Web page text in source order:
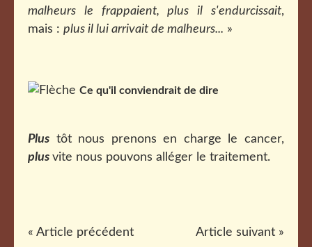
malheurs le frappaient, plus il s'endurcissait,
mais : plus il lui arrivait de malheurs... »
Ce qu'il conviendrait de dire
Plus tôt nous prenons en charge le cancer,
plus vite nous pouvons alléger le traitement.
« Article précédent Article suivant »